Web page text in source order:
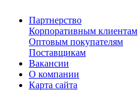
Партнерство
Корпоративным клиентам
Оптовым покупателям
Поставщикам
Вакансии
О компании
Карта сайта